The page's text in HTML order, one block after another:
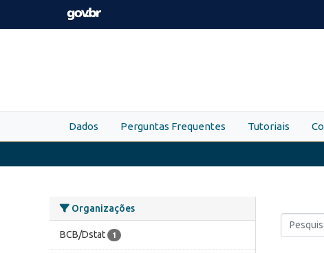
Skip to main content
Dados Perguntas Frequentes Tutoriais
Organizações
BCB/Dstat 1